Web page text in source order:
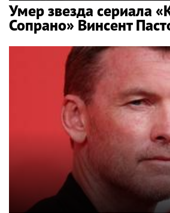
Умер звезда сериала
Сопрано» Винсент